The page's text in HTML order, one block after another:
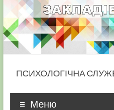
ПСИХОЛОГІЧНА
Меню